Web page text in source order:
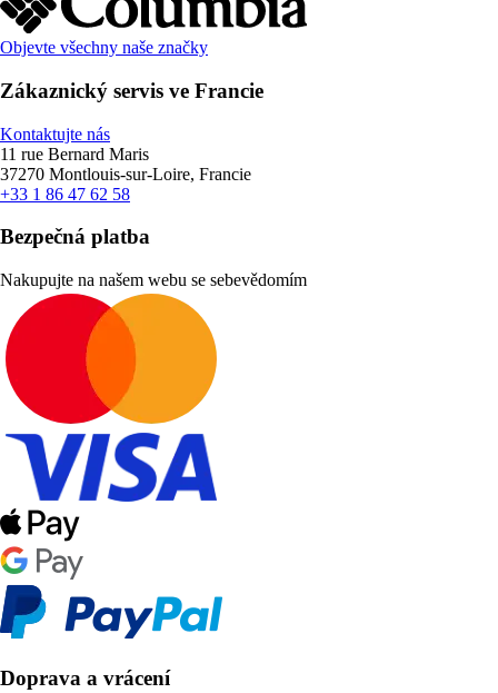
Objevte všechny naše značky
Zákaznický servis ve Francie
Kontaktujte nás
11 rue Bernard Maris
37270 Montlouis-sur-Loire, Francie
+33 1 86 47 62 58
Bezpečná platba
Nakupujte na našem webu se sebevědomím
Doprava a vrácení